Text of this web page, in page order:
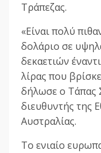
Τράπεζας.
«Είναι πολύ
δολάριο σε
δεκαετιών
λίρας που
δήλωσε ο Τάπας
διευθυντής της
Αυστραλίας.
Το ενιαίο